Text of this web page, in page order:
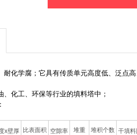
耐化学腐；它具有传质单元高度低、泛点
、化工、环保等行业的填料塔中；
x壁厚
比表面积
空隙率
堆重
堆积个数 干填